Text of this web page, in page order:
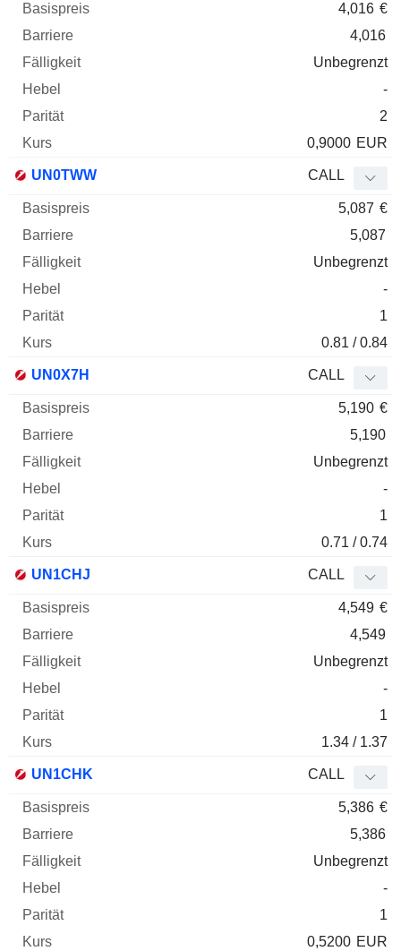
4,016 €
4,016
Unbegrenzt
-
2
0,9000 EUR
UN0TWW CALL
5,087 €
5,087
Unbegrenzt
-
1
0.81 / 0.84
UN0X7H CALL
5,190 €
5,190
Unbegrenzt
-
1
0.71 / 0.74
UN1CHJ CALL
4,549 €
4,549
Unbegrenzt
-
1
1.34 / 1.37
UN1CHK CALL
5,386 €
5,386
Unbegrenzt
-
1
0,5200 EUR